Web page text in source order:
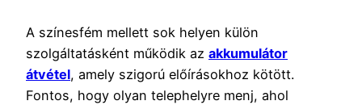
A színesfém mellett sok helyen külön
szolgáltatásként működik az akkumulátor
átvétel, amely szigorú előírásokhoz kötött.
Fontos, hogy olyan telephelyre menj, ahol